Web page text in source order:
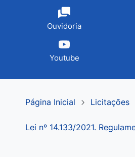
Ouvidoria
Youtube
Página Inicial Licitações
Lei nº 14.133/2021.